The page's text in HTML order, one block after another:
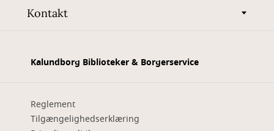
Kontakt
Kalundborg Biblioteker & Borgerservice
Reglement
Tilgængelighedserklæring